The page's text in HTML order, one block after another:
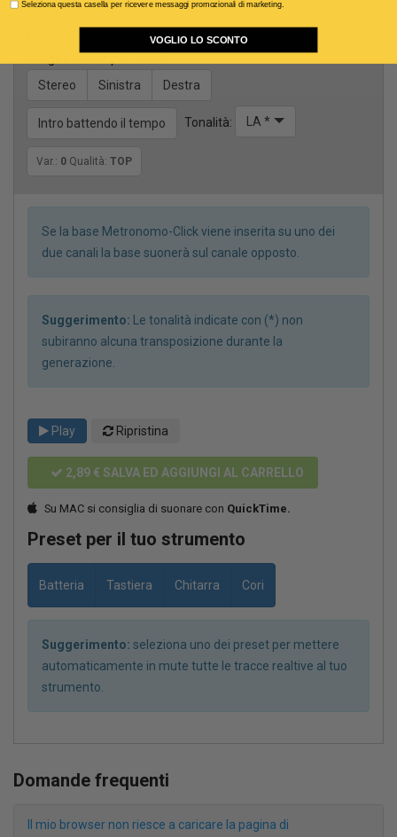
Stereo
Sinistra Destra
Intro battendo il tempo Tonalità: LA *
Var.: 0 Qualità: TOP
Se la base Metronomo-Click viene inserita su uno dei
due canali la base suonerà sul canale opposto.
Suggerimento: Le tonalità indicate con (*) non
subiranno alcuna transposizione durante la
generazione.
Play Ripristina
2,89 € SALVA ED AGGIUNGI AL CARRELLO
Su MAC si consiglia di suonare con QuickTime.
Preset per il tuo strumento
Batteria Tastiera Chitarra Cori
Suggerimento: seleziona uno dei preset per mettere
automaticamente in mute tutte le tracce realtive al tuo
strumento.
Domande frequenti
Il mio browser non riesce a caricare la pagina di
Seleziona questa casella per ricevere messaggi promozionali di marketing.
VOGLIO LO SCONTO